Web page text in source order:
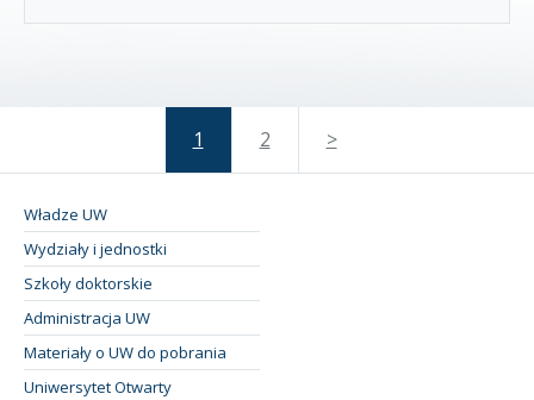
1 2 >
Władze UW
Wydziały i jednostki
Szkoły doktorskie
Administracja UW
Materiały o UW do pobrania
Uniwersytet Otwarty